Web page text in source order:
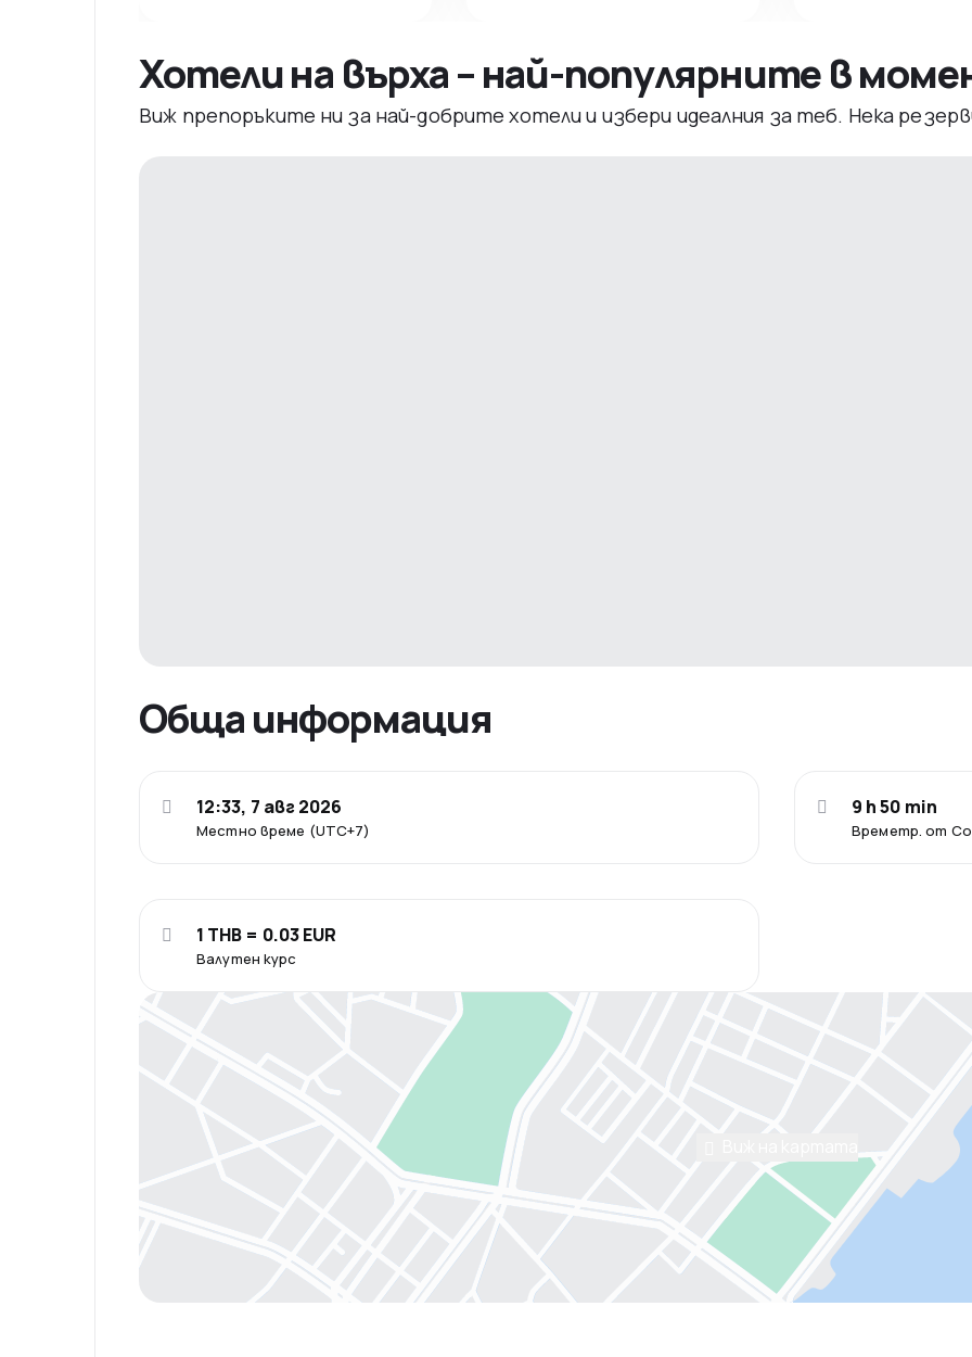
Хотели на върха – най-популярните в
Виж препоръките ни за най-добрите хотели и избери идеалния за теб. Нека
Обща информация
Местно време (UTC+7)
12:33, 7 авг 2026
Времетр. от
9 h 50 min
Валутен курс
1 THB = 0.03 EUR